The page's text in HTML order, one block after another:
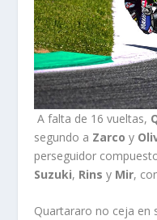
A falta de 16 vueltas,
segundo a Zarco y
perseguidor
Suzuki, Rinsy Mir,
Quartararo no ceja en